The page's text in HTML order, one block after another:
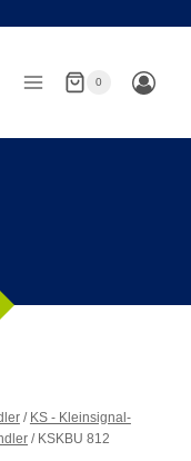
0
/ KS - Kleinsignal-
/ KSKBU 812